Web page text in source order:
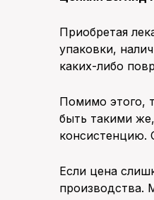
Приобретая
упаковки,
каких-либо
Помимо этого,
быть такими
консистенцию.
Если цена
производства.